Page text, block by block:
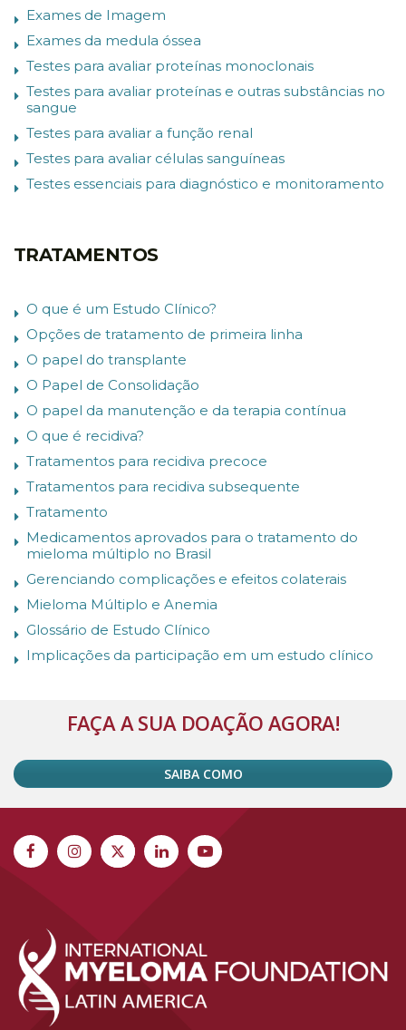
Exames de Imagem
Exames da medula óssea
Testes para avaliar proteínas monoclonais
Testes para avaliar proteínas e outras substâncias no
sangue
Testes para avaliar a função renal
Testes para avaliar células sanguíneas
Testes essenciais para diagnóstico e monitoramento
TRATAMENTOS
O que é um Estudo Clínico?
Opções de tratamento de primeira linha
O papel do transplante
O Papel de Consolidação
O papel da manutenção e da terapia contínua
O que é recidiva?
Tratamentos para recidiva precoce
Tratamentos para recidiva subsequente
Tratamento
Medicamentos aprovados para o tratamento do
mieloma múltiplo no Brasil
Gerenciando complicações e efeitos colaterais
Mieloma Múltiplo e Anemia
Glossário de Estudo Clínico
Implicações da participação em um estudo clínico
FAÇA A SUA DOAÇÃO AGORA!
SAIBA COMO